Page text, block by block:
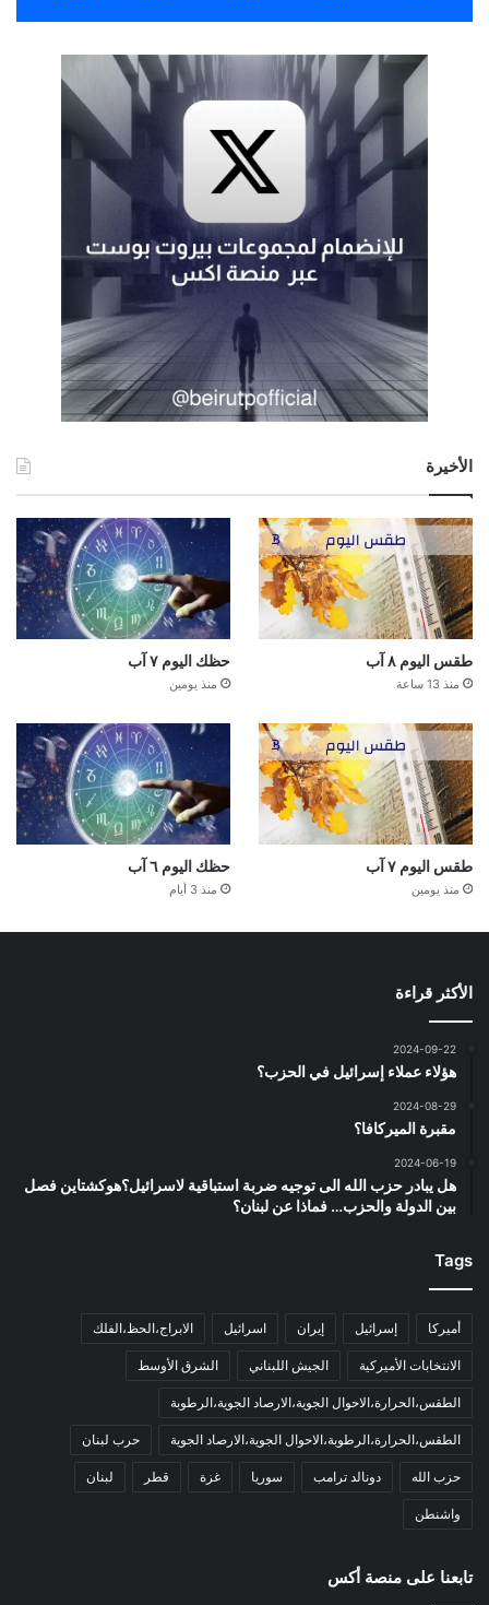
الأخيرة
طقس اليوم ٨ آب
منذ 13 ساعة
حظك اليوم ٧ آب
منذ يومين
طقس اليوم ٧ آب
منذ يومين
حظك اليوم ٦ آب
منذ 3 أيام
الأكثر قراءة
2024-09-22
هؤلاء عملاء إسرائيل في الحزب؟
2024-08-29
مقبرة الميركافا؟
2024-06-19
هل يبادر حزب الله الى توجيه ضربة استباقية لاسرائيل؟هوكشتاين فصل
بين الدولة والحزب… فماذا عن لبنان؟
Tags
أميركا إسرائيل إيران اسرائيل الابراج،الحظ،الفلك
الانتخابات الأميركية الجيش اللبناني الشرق الأوسط
الطقس،الحرارة،الاحوال الجوية،الارصاد الجوية،الرطوبة
الطقس،الحرارة،الرطوبة،الاحوال الجوية،الارصاد الجوية حرب لبنان
حزب الله دونالد ترامب سوريا غزة قطر لبنان
واشنطن
تابعنا على منصة أكس